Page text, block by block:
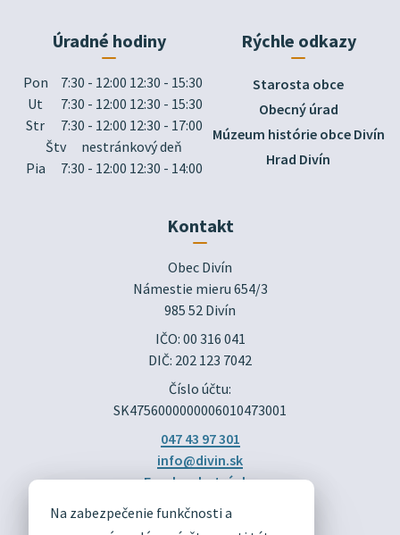
Na zabezpečenie funkčnosti a
Úradné hodiny
Pon
7:30 - 12:00 12:30 - 15:30
Ut
7:30 - 12:00 12:30 - 15:30
Str
7:30 - 12:00 12:30 - 17:00
Štv
nestránkový deň
Pia
7:30 - 12:00 12:30 - 14:00
Rýchle odkazy
Starosta obce
Obecný úrad
Múzeum histórie obce Divín
Hrad Divín
Kontakt
Obec Divín
Námestie mieru 654/3
985 52 Divín
IČO: 00 316 041
DIČ: 202 123 7042
Číslo účtu:
SK4756000000006010473001
047 43 97 301
info@divin.sk
Facebook stránka